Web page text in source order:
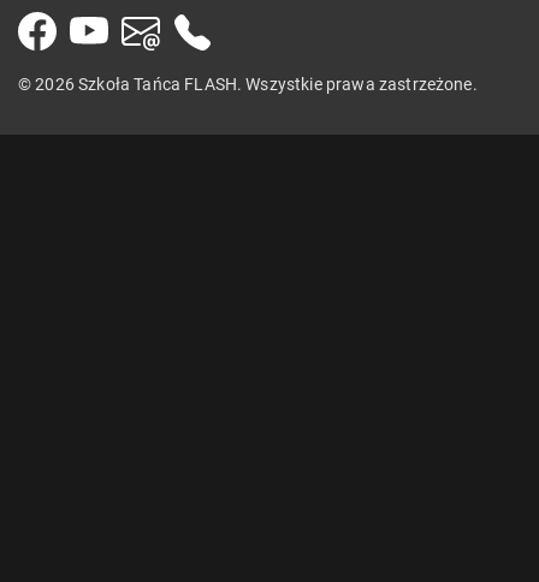
© 2026 Szkoła Tańca FLASH. Wszystkie prawa zastrzeżone.